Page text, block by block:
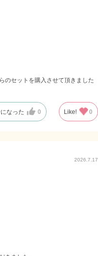
のセットを購入させて頂きました
なった 0 Like! 0
2026.7.17